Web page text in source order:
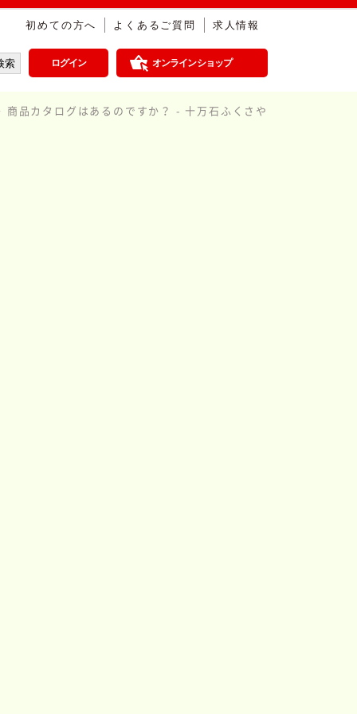
求人情報
よくあるご質問
初めての方へ
オンラインショップ
ログイン
商品カタログはあるのですか？ - 十万石ふくさや